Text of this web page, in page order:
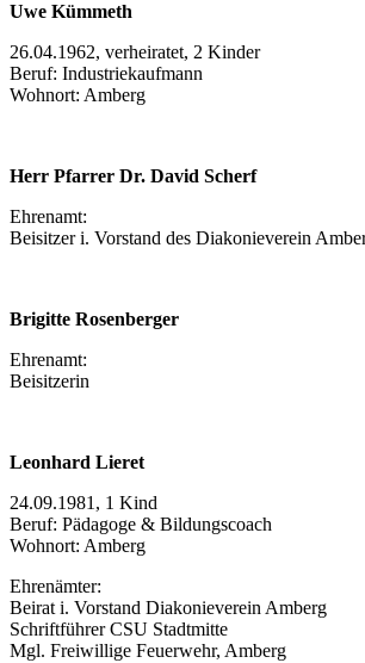
Uwe Kümmeth
26.04.1962, verheiratet, 2 Kinder
Beruf: Industriekaufmann
Wohnort: Amberg
Herr Pfarrer Dr. David Scherf
Ehrenamt:
Beisitzer i. Vorstand des Diakonieverein
Brigitte Rosenberger
Ehrenamt:
Beisitzerin
Leonhard Lieret
24.09.1981, 1 Kind
Beruf: Pädagoge & Bildungscoach
Wohnort: Amberg
Ehrenämter:
Beirat i. Vorstand Diakonieverein Amberg
Schriftführer CSU Stadtmitte
Mgl. Freiwillige Feuerwehr, Amberg